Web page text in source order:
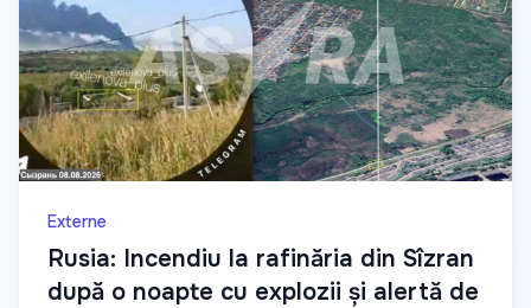
Externe
Rusia: Incendiu la rafinăria din Sîzran
după o noapte cu explozii și alertă de